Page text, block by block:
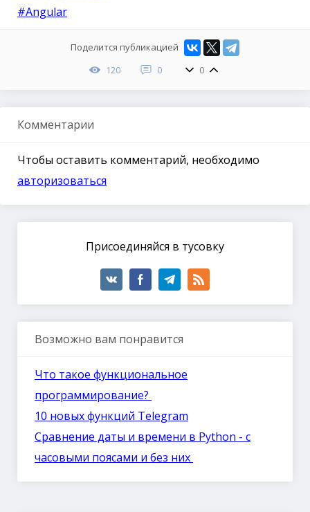
#Angular
Поделится публикацией
120
0 0
Комментарии
Чтобы оставить комментарий, необходимо
авторизоваться
Присоединяйся в тусовку
Возможно вам понравится
Что такое функциональное
программирование?
10 новых функций Telegram
Сравнение даты и времени в Python - с
часовыми поясами и без них